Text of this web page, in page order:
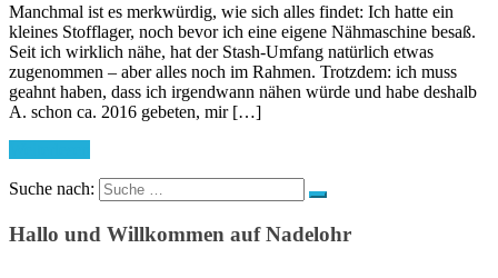
Manchmal ist es merkwürdig, wie sich alles findet: Ich hatte ein
kleines Stofflager, noch bevor ich eine eigene Nähmaschine besaß.
Seit ich wirklich nähe, hat der Stash-Umfang natürlich etwas
zugenommen – aber alles noch im Rahmen. Trotzdem: ich muss
geahnt haben, dass ich irgendwann nähen würde und habe deshalb
A. schon ca. 2016 gebeten, mir […]
Suche nach:
Hallo und Willkommen auf Nadelohr